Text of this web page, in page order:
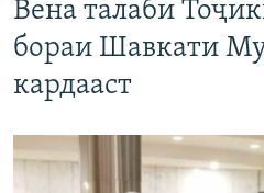
Вена талаби
бораи Шавкати
кардааст